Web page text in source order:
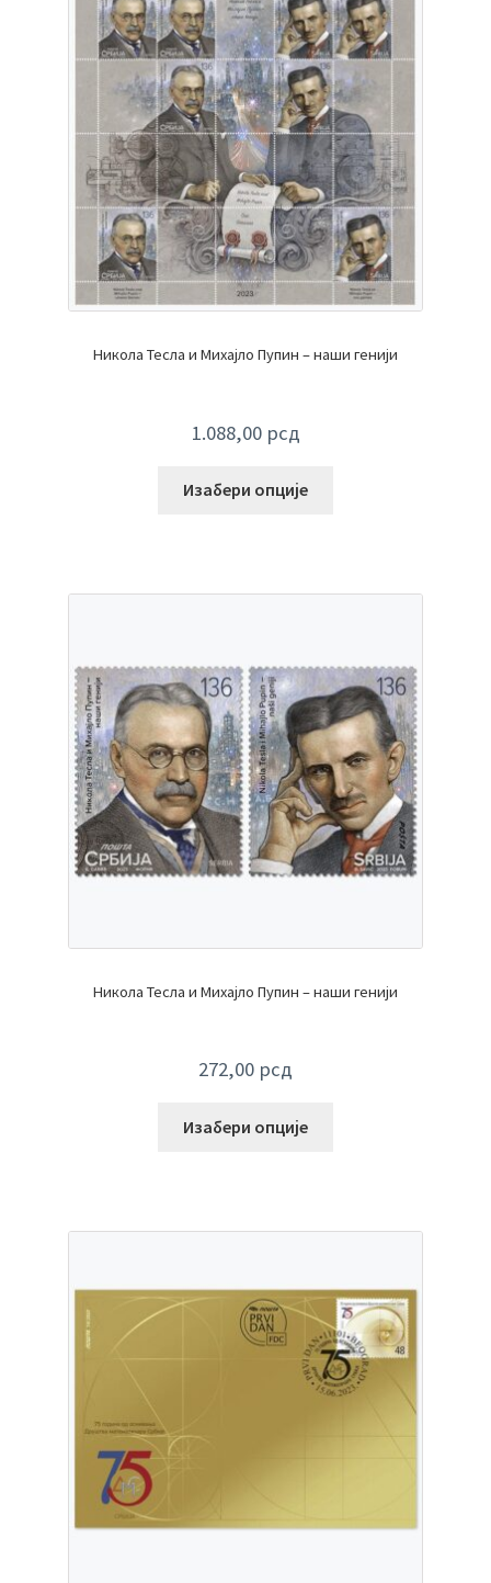
Никола Тесла и Михајло Пупин – наши генији
1.088,00 рсд
Изабери опције
Никола Тесла и Михајло Пупин – наши генији
272,00 рсд
Изабери опције